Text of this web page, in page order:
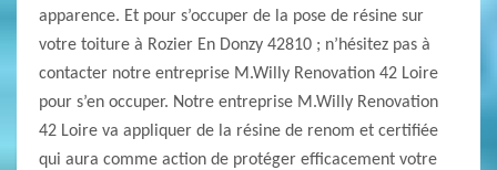
apparence. Et pour s’occuper de la pose de résine sur
votre toiture à Rozier En Donzy 42810 ; n’hésitez pas à
contacter notre entreprise M.Willy Renovation 42 Loire
pour s’en occuper. Notre entreprise M.Willy Renovation
42 Loire va appliquer de la résine de renom et certifiée
qui aura comme action de protéger efficacement votre